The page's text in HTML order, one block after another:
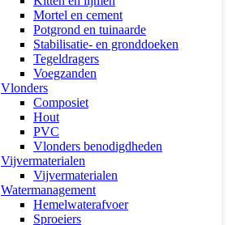
Mortel en cement
Potgrond en tuinaarde
Stabilisatie- en gronddoeken
Tegeldragers
Voegzanden
Vlonders
Composiet
Hout
PVC
Vlonders benodigdheden
Vijvermaterialen
Vijvermaterialen
Watermanagement
Hemelwaterafvoer
Sproeiers